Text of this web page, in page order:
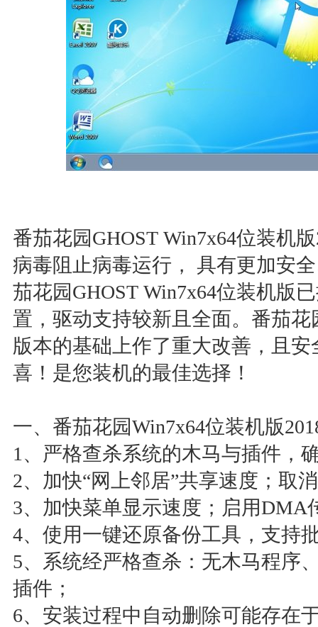
番茄花园GHOST Win7x64位装机
病毒阻止病毒运行， 具有更加安
茄花园GHOST Win7x64位装机版
置，驱动支持较新且全面。番茄
版本的基础上作了重大改善，且
喜！是您装机的最佳选择！
一、番茄花园Win7x64位装机版
1、严格查杀系统的木马与插件，
2、加快“网上邻居”共享速度；取
3、加快菜单显示速度；启用DMA
4、使用一键还原备份工具，支持
5、系统经严格查杀：无木马程序
插件；
6、安装过程中自动删除可能存在